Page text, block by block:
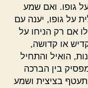
גופו. ואם שמע
על גופו, יענה עם
אם רק הניחו על
או קדושה,
הואיל והתחיל
בין הברכה
בציצית ושמע